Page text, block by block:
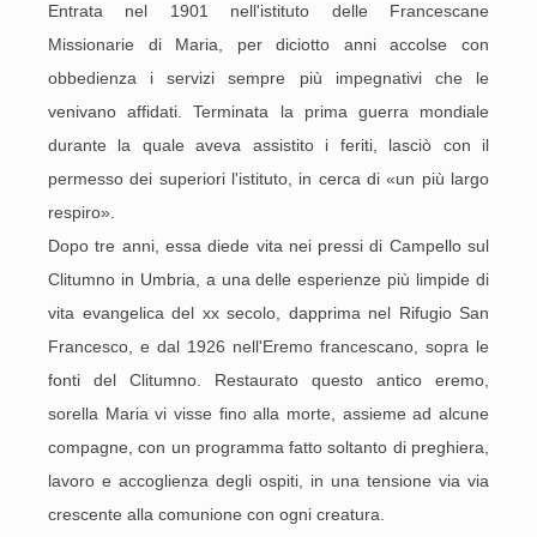
Entrata nel 1901 nell'istituto delle Francescane
Missionarie di Maria, per diciotto anni accolse con
obbedienza i servizi sempre più impegnativi che le
venivano affidati. Terminata la prima guerra mondiale
durante la quale aveva assistito i feriti, lasciò con il
permesso dei superiori l'istituto, in cerca di «un più largo
respiro».
Dopo tre anni, essa diede vita nei pressi di Campello sul
Clitumno in Umbria, a una delle esperienze più limpide di
vita evangelica del xx secolo, dapprima nel Rifugio San
Francesco, e dal 1926 nell'Eremo francescano, sopra le
fonti del Clitumno. Restaurato questo antico eremo,
sorella Maria vi visse fino alla morte, assieme ad alcune
compagne, con un programma fatto soltanto di preghiera,
lavoro e accoglienza degli ospiti, in una tensione via via
crescente alla comunione con ogni creatura.